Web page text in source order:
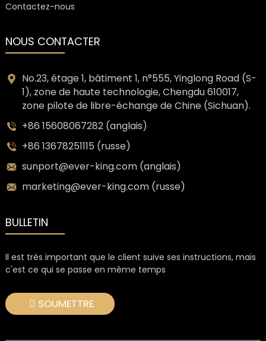
Contactez-nous
NOUS CONTACTER
No.23, étage 1, bâtiment 1, n°555, Yinglong Road (S-
1), zone de haute technologie, Chengdu 610017,
zone pilote de libre-échange de Chine (Sichuan).
+86 15608067282 (anglais)
+86 13678251115 (russe)
sunport@ever-king.com (anglais)
marketing@ever-king.com (russe)
BULLETIN
Il est très important que le client suive ses instructions, mais
c'est ce qui se passe en même temps
SOUMETTRE